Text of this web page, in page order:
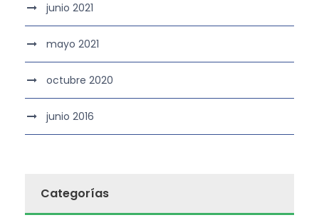
junio 2021
mayo 2021
octubre 2020
junio 2016
Categorías